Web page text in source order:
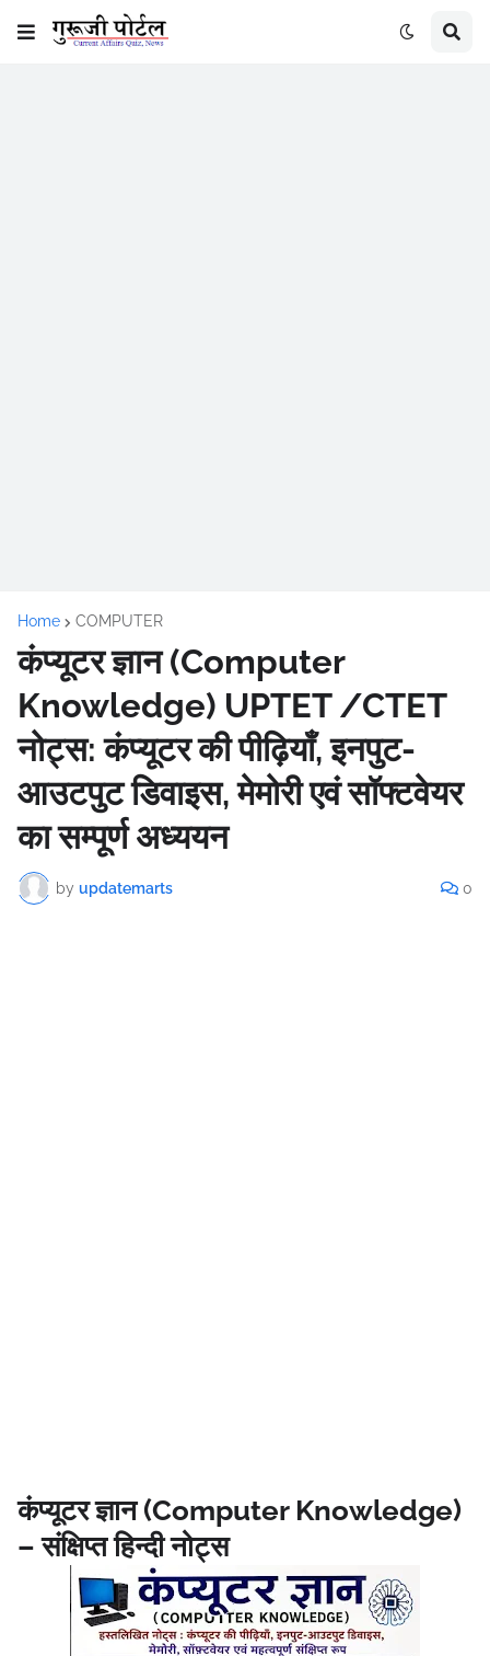
Home COMPUTER
कंप्यूटर ज्ञान (Computer
Knowledge) UPTET /CTET
नोट्स: कंप्यूटर की पीढ़ियाँ, इनपुट-
आउटपुट डिवाइस, मेमोरी एवं सॉफ्टवेयर
का सम्पूर्ण अध्ययन
by updatemarts 0
कंप्यूटर ज्ञान (Computer Knowledge)
– संक्षिप्त हिन्दी नोट्स